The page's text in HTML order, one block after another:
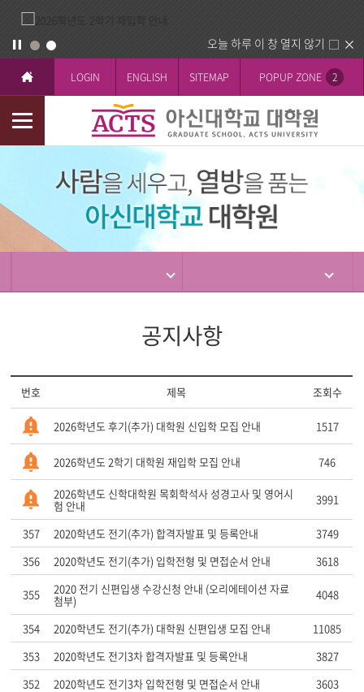
오늘 하루 이 창 열지 않기
LOGIN ENGLISH SITEMAP POPUP ZONE 2
모
바
공지사항
번호 제목 조회수
2026학년도 후기(추가) 대학원 신입학 모집 안내 1517
2026학년도 2학기 대학원 재입학 모집 안내 746
2026학년도 신학대학원 목회학석사 성경고사 및 영어시
험 안내 3991
357 2020학년도 전기(추가) 합격자발표 및 등록안내
3749
356
2020학년도 전기(추가) 입학전형 및 면접순서 안내 3618
355 2020 전기 신편입생 수강신청 안내 (오리에테이션 자료
첨부) 4048
354 2020학년도 전기(추가) 대학원 신편입생 모집 안내
11085
353
2020학년도 전기3차 합격자발표 및 등록안내
3827
352
2020학년도 전기3차 입학전형 및 면접순서 안내
3603